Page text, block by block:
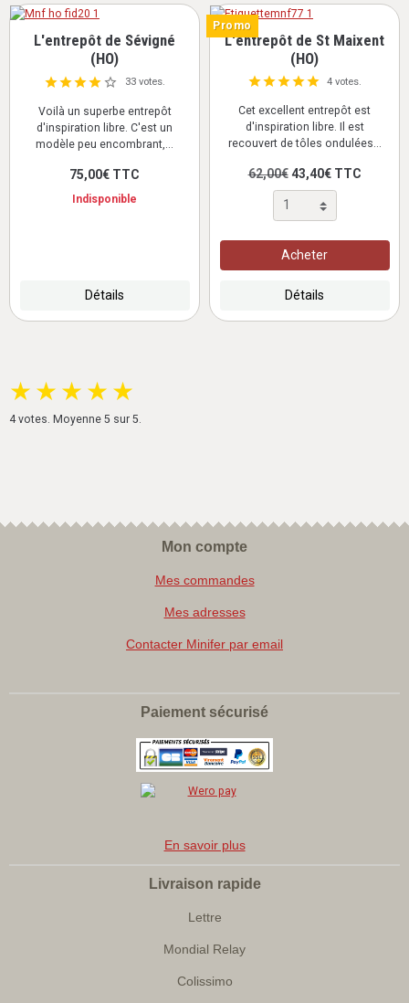
L'entrepôt de Sévigné
(HO)
33 votes.
Voilà un superbe entrepôt
d'inspiration libre. C'est un
modèle peu encombrant,...
75,00€ TTC
Indisponible
Détails
Promo
L'entrepôt de St Maixent
(HO)
4 votes.
Cet excellent entrepôt est
d'inspiration libre. Il est
recouvert de tôles ondulées...
62,00€ 43,40€ TTC
Acheter
Détails
★ ★ ★ ★ ★
4votes. Moyenne 5 sur 5.
Mon compte
Mes commandes
Mes adresses
Contacter Minifer par email
Paiement sécurisé
En savoir plus
Livraison rapide
Lettre
Mondial Relay
Colissimo